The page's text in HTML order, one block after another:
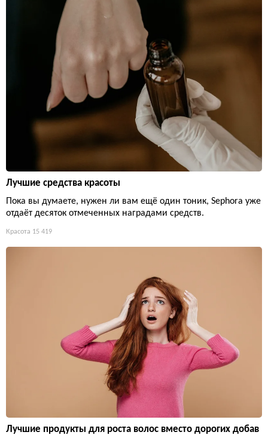
Лучшие средства красоты
Пока вы думаете, нужен ли вам ещё один тоник, Sephora уже
отдаёт десяток отмеченных наградами средств.
Красота 15 419
Лучшие продукты для роста волос вместо дорогих добав